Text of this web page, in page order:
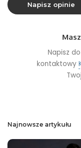
Napisz
kontaktowy
Najnowsze artykułu